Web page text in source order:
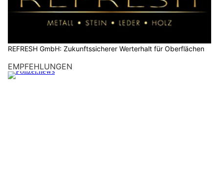
REFRESH GmbH: Zukunftssicherer Werterhalt für Oberflächen
EMPFEHLUNGEN